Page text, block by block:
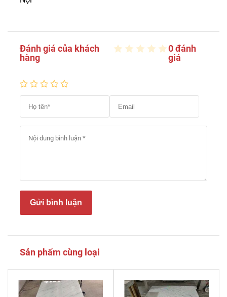
Đánh giá của khách
hàng
0 đánh
giá
Gửi bình luận
Sản phẩm cùng loại